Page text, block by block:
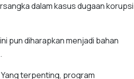
dalam kasus dugaan korupsi
pun diharapkan menjadi bahan
terpenting, program